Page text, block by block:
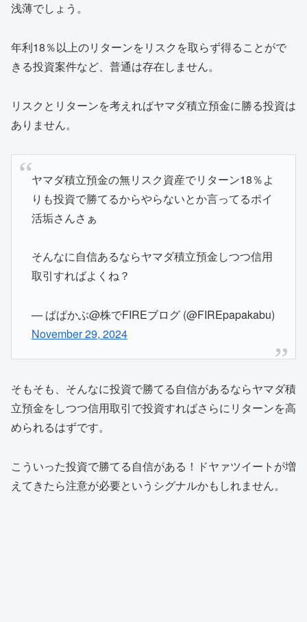
浅薄でしょう。
年利18％以上のリターンをリスクを取らず得ることがで
きる投資案件など、普通は存在しません。
リスクとリターンを考えればヤマダ積立預金に勝る投資は
ありません。
ヤマダ積立預金の無リスク資産でリターン18％よ
りも投資で勝てるからやらないとか言ってるポイ
活垢さんさぁ
そんなに自信あるならヤマダ積立預金しつつ信用
取引すればよくね？
— ぱぱかぶ@株でFIREブログ (@FIREpapakabu)
November 29, 2024
そもそも、そんなに投資で勝てる自信があるならヤマダ積
立預金をしつつ信用取引で投資すればさらにリターンを高
められるはずです。
こういった投資で勝てる自信がある！ドヤァツイートが増
えてきたら注意が必要というシグナルかもしれません。